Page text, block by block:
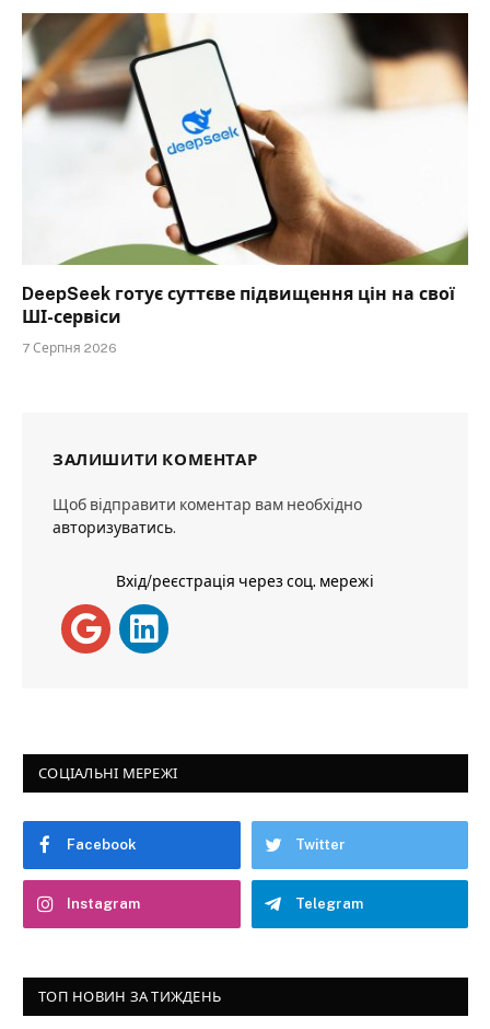
DeepSeek готує суттєве підвищення цін на свої
ШІ-сервіси
7 Серпня 2026
ЗАЛИШИТИ КОМЕНТАР
Щоб відправити коментар вам необхідно
авторизуватись.
Вхід/реєстрація через соц. мережі
СОЦІАЛЬНІ МЕРЕЖІ
Facebook Twitter
Instagram Telegram
ТОП НОВИН ЗА ТИЖДЕНЬ